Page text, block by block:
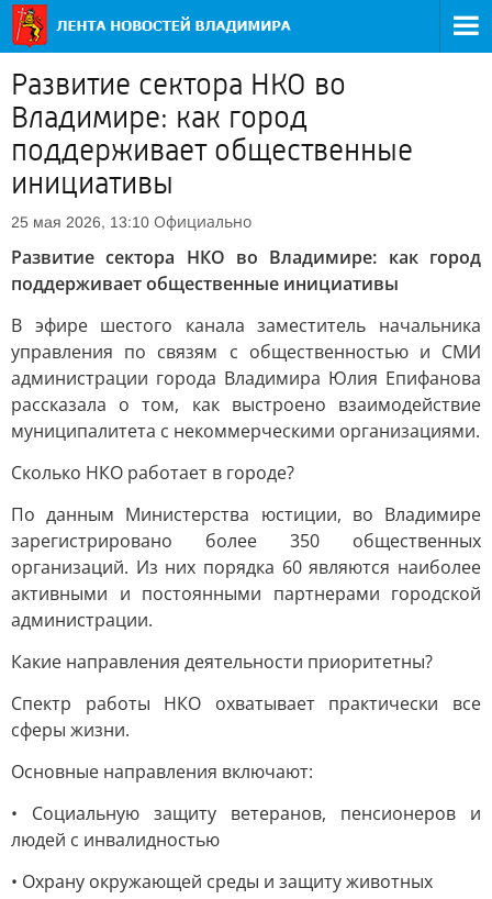
Развитие сектора НКО во
Владимире: как город
поддерживает общественные
инициативы
25 мая 2026, 13:10 Официально
Развитие сектора НКО во Владимире: как город
поддерживает общественные инициативы
В эфире шестого канала заместитель начальника
управления по связям с общественностью и СМИ
администрации города Владимира Юлия Епифанова
рассказала о том, как выстроено взаимодействие
муниципалитета с некоммерческими организациями.
Сколько НКО работает в городе?
По данным Министерства юстиции, во Владимире
зарегистрировано более 350 общественных
организаций. Из них порядка 60 являются наиболее
активными и постоянными партнерами городской
администрации.
Какие направления деятельности приоритетны?
Спектр работы НКО охватывает практически все
сферы жизни.
Основные направления включают:
• Социальную защиту ветеранов, пенсионеров и
людей с инвалидностью
• Охрану окружающей среды и защиту животных